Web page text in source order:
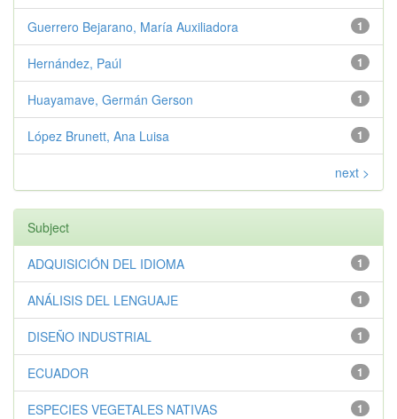
1
Guerrero Bejarano, María Auxiliadora
1
Hernández, Paúl
1
Huayamave, Germán Gerson
1
López Brunett, Ana Luisa
next >
Subject
1
ADQUISICIÓN DEL IDIOMA
1
ANÁLISIS DEL LENGUAJE
1
DISEÑO INDUSTRIAL
1
ECUADOR
1
ESPECIES VEGETALES NATIVAS